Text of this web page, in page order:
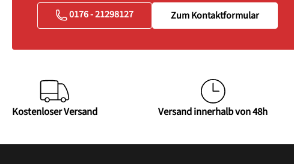
0176 - 21298127 Zum Kontaktformular
Kostenloser Versand Versand innerhalb von 48h